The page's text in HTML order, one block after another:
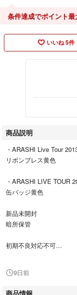
条件達成でポイント最
いいね 5件
商品説明
・ARASHI Live Tour
リボンブレス黄色
・ARASHI LIVE TOUR
缶バッジ黄色
新品未開封
暗所保管
初期不良対応不可
まとめ買い大歓迎！！
9日前
商品情報